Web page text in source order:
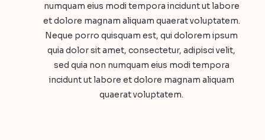
numquam eius modi tempora incidunt ut labore
et dolore magnam aliquam quaerat voluptatem.
Neque porro quisquam est, qui dolorem ipsum
quia dolor sit amet, consectetur, adipisci velit,
sed quia non numquam eius modi tempora
incidunt ut labore et dolore magnam aliquam
quaerat voluptatem.